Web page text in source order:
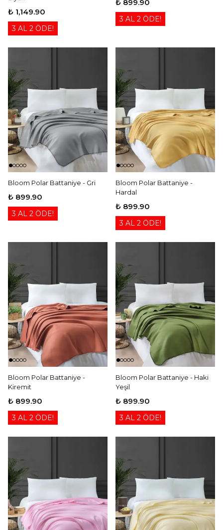
₺ 1,149.90
3 AL 2 ÖDE!
₺ 899.90
3 AL 2 ÖDE!
Bloom Polar Battaniye - Gri
₺ 899.90
3 AL 2 ÖDE!
Bloom Polar Battaniye -
Hardal
₺ 899.90
3 AL 2 ÖDE!
Bloom Polar Battaniye -
Kiremit
₺ 899.90
3 AL 2 ÖDE!
Bloom Polar Battaniye - Haki
Yeşil
₺ 899.90
3 AL 2 ÖDE!